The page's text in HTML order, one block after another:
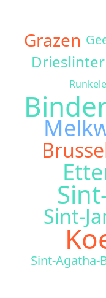
Grazen
Drieslinter
Sint-
Sint-Agatha-